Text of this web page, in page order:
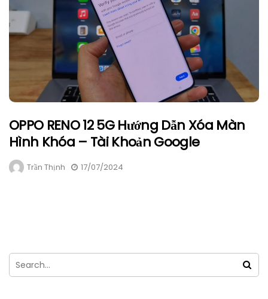
OPPO RENO 12 5G Hướng Dẫn Xóa Màn
Hình Khóa – Tài Khoản Google
Trần Thịnh 17/07/2024